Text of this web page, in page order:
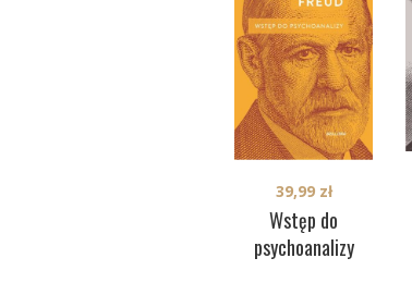
Wstęp do
psychoanalizy
39,99 zł